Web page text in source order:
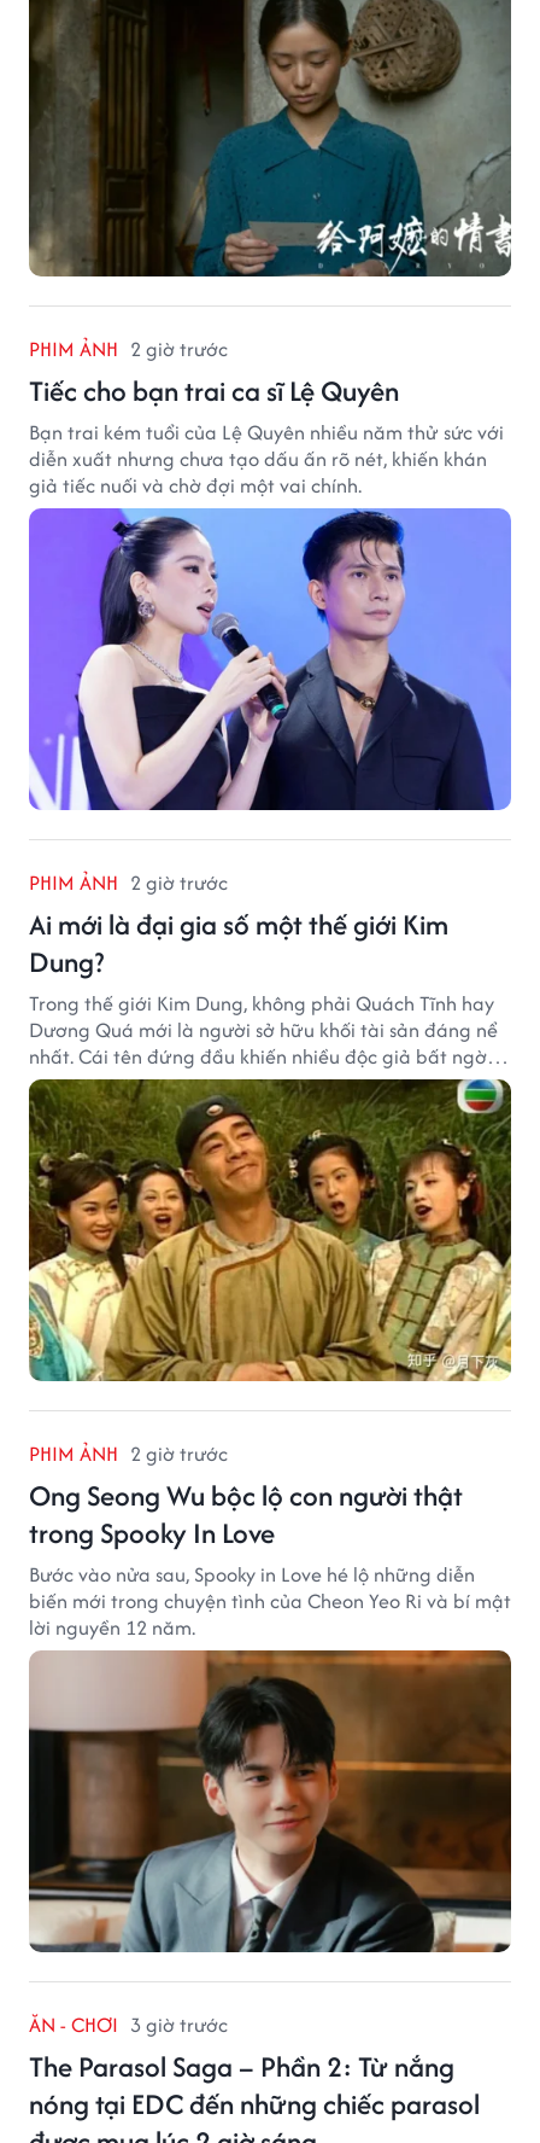
PHIM ẢNH 2 giờ trước
Tiếc cho bạn trai ca sĩ Lệ Quyên
Bạn trai kém tuổi của Lệ Quyên nhiều năm thử sức với
diễn xuất nhưng chưa tạo dấu ấn rõ nét, khiến khán
giả tiếc nuối và chờ đợi một vai chính.
PHIM ẢNH 2 giờ trước
Ai mới là đại gia số một thế giới Kim
Dung?
Trong thế giới Kim Dung, không phải Quách Tĩnh hay
Dương Quá mới là người sở hữu khối tài sản đáng nể
nhất. Cái tên đứng đầu khiến nhiều độc giả bất ngờ
bởi xuất thân của nhân vật này hoàn toàn không
giống một đại hiệp.
PHIM ẢNH 2 giờ trước
Ong Seong Wu bộc lộ con người thật
trong Spooky In Love
Bước vào nửa sau, Spooky in Love hé lộ những diễn
biến mới trong chuyện tình của Cheon Yeo Ri và bí mật
lời nguyền 12 năm.
ĂN - CHƠI 3 giờ trước
The Parasol Saga – Phần 2: Từ nắng
nóng tại EDC đến những chiếc parasol